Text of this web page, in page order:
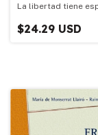
La libertad tiene
$24.29 USD